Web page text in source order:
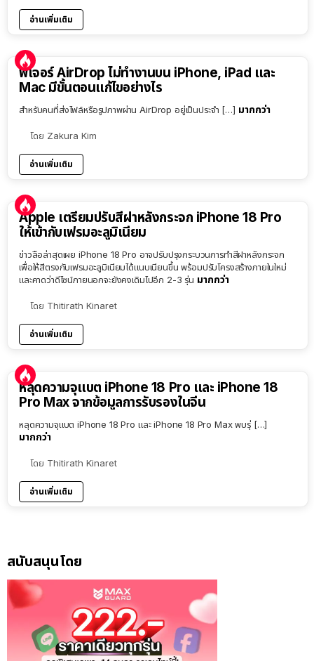
อ่านเพิ่มเติม
ฟีเจอร์ AirDrop ไม่ทำงานบน iPhone, iPad และ
Mac มีขั้นตอนแก้ไขอย่างไร
สำหรับคนที่ส่งไฟล์หรือรูปภาพผ่าน AirDrop อยู่เป็นประจำ […] มากกว่า
โดย Zakura Kim
อ่านเพิ่มเติม
Apple เตรียมปรับสีฝาหลังกระจก iPhone 18 Pro
ให้เข้ากับเฟรมอะลูมิเนียม
ข่าวลือล่าสุดเผย iPhone 18 Pro อาจปรับปรุงกระบวนการทำสีฝาหลังกระจก
เพื่อให้สีตรงกับเฟรมอะลูมิเนียมได้แนบเนียนขึ้น พร้อมปรับโครงสร้างภายในใหม่
และคาดว่าดีไซน์ภายนอกจะยังคงเดิมไปอีก 2-3 รุ่น มากกว่า
โดย Thitirath Kinaret
อ่านเพิ่มเติม
หลุดความจุแบต iPhone 18 Pro และ iPhone 18
Pro Max จากข้อมูลการรับรองในจีน
หลุดความจุแบต iPhone 18 Pro และ iPhone 18 Pro Max พบรุ่ […]
มากกว่า
โดย Thitirath Kinaret
อ่านเพิ่มเติม
สนับสนุนโดย